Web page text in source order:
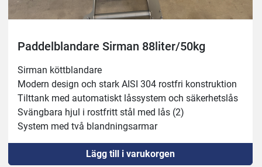
Paddelblandare Sirman 88liter/50kg
Sirman köttblandare
Modern design och stark AISI 304 rostfri konstruktion
Tilttank med automatiskt låssystem och säkerhetslås
Svängbara hjul i rostfritt stål med lås (2)
System med två blandningsarmar
Avtagbara AISI 304 blandningsarmar i rostfritt stål
(inga verktyg krävs)Lägg till i varukorgen